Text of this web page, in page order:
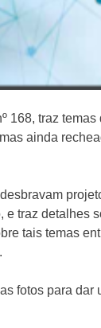
168, traz
ainda
traz detalhes
tais temas
fotos para dar